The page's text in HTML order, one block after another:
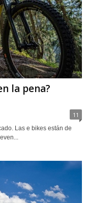
la pena?
11
Las e bikes están de